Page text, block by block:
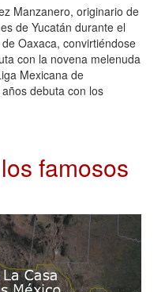
Manzanero, originario de
de Yucatán durante el
Oaxaca, convirtiéndose
con la novena melenuda
Mexicana de
debuta con los
famosos